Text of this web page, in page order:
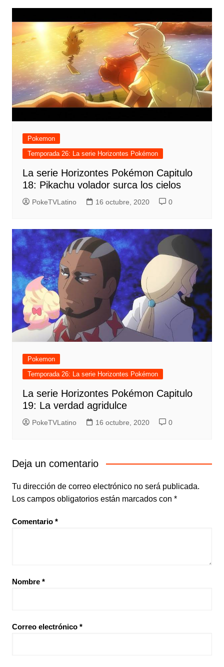
Pokemon
Temporada 26: La serie Horizontes Pokémon
La serie Horizontes Pokémon Capitulo
18: Pikachu volador surca los cielos
PokeTVLatino 16 octubre, 2020 0
Pokemon
Temporada 26: La serie Horizontes Pokémon
La serie Horizontes Pokémon Capitulo
19: La verdad agridulce
PokeTVLatino 16 octubre, 2020 0
Deja un comentario
Tu dirección de correo electrónico no será publicada.
Los campos obligatorios están marcados con *
Comentario *
Nombre *
Correo electrónico *